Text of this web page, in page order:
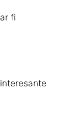
fi
interesante